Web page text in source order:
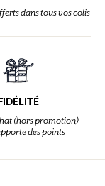
dans tous vos colis
(hors promotion)
des points